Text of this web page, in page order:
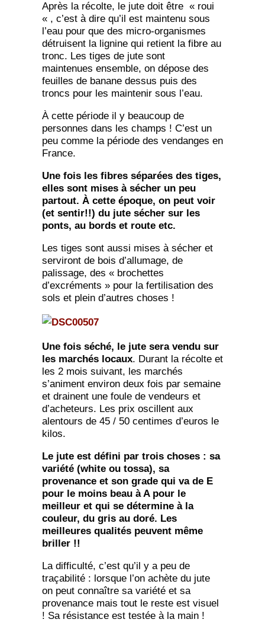
Après la récolte, le jute doit être « roui
« , c’est à dire qu’il est maintenu sous
l’eau pour que des micro-organismes
détruisent la lignine qui retient la fibre au
tronc. Les tiges de jute sont
maintenues ensemble, on dépose des
feuilles de banane dessus puis des
troncs pour les maintenir sous l’eau.
À cette période il y beaucoup de
personnes dans les champs ! C’est un
peu comme la période des vendanges en
France.
Une fois les fibres séparées des tiges,
elles sont mises à sécher un peu
partout. À cette époque, on peut voir
(et sentir!!) du jute sécher sur les
ponts, au bords et route etc.
Les tiges sont aussi mises à sécher et
serviront de bois d’allumage, de
palissage, des « brochettes
d’excréments » pour la fertilisation des
sols et plein d’autres choses !
Une fois séché, le jute sera vendu sur
les marchés locaux. Durant la récolte et
les 2 mois suivant, les marchés
s’animent environ deux fois par semaine
et drainent une foule de vendeurs et
d’acheteurs. Les prix oscillent aux
alentours de 45 / 50 centimes d’euros le
kilos.
Le jute est défini par trois choses : sa
variété (white ou tossa), sa
provenance et son grade qui va de E
pour le moins beau à A pour le
meilleur et qui se détermine à la
couleur, du gris au doré. Les
meilleures qualités peuvent même
briller !!
La difficulté, c’est qu’il y a peu de
traçabilité : lorsque l’on achète du jute
on peut connaître sa variété et sa
provenance mais tout le reste est visuel
! Sa résistance est testée à la main !